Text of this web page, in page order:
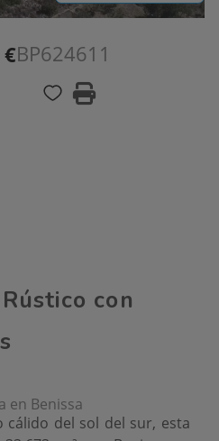
BP624611
con
en Benissa
cálido del sol del sur, esta